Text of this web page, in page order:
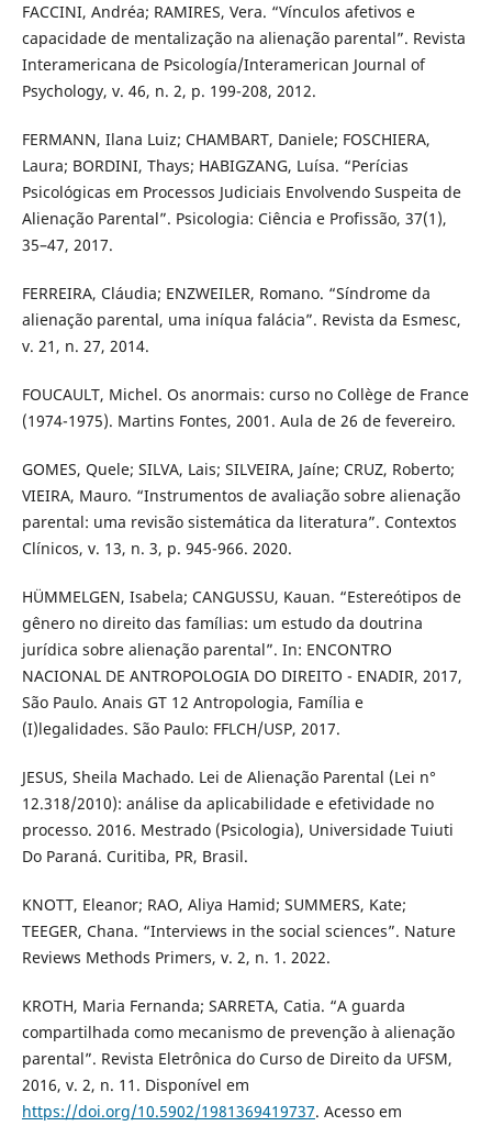
FACCINI, Andréa; RAMIRES, Vera. “Vínculos afetivos e
capacidade de mentalização na alienação parental”. Revista
Interamericana de Psicología/Interamerican Journal of
Psychology, v. 46, n. 2, p. 199-208, 2012.
FERMANN, Ilana Luiz; CHAMBART, Daniele; FOSCHIERA,
Laura; BORDINI, Thays; HABIGZANG, Luísa. “Perícias
Psicológicas em Processos Judiciais Envolvendo Suspeita de
Alienação Parental”. Psicologia: Ciência e Profissão, 37(1),
35–47, 2017.
FERREIRA, Cláudia; ENZWEILER, Romano. “Síndrome da
alienação parental, uma iníqua falácia”. Revista da Esmesc,
v. 21, n. 27, 2014.
FOUCAULT, Michel. Os anormais: curso no Collège de France
(1974-1975). Martins Fontes, 2001. Aula de 26 de fevereiro.
GOMES, Quele; SILVA, Lais; SILVEIRA, Jaíne; CRUZ, Roberto;
VIEIRA, Mauro. “Instrumentos de avaliação sobre alienação
parental: uma revisão sistemática da literatura”. Contextos
Clínicos, v. 13, n. 3, p. 945-966. 2020.
HÜMMELGEN, Isabela; CANGUSSU, Kauan. “Estereótipos de
gênero no direito das famílias: um estudo da doutrina
jurídica sobre alienação parental”. In: ENCONTRO
NACIONAL DE ANTROPOLOGIA DO DIREITO - ENADIR, 2017,
São Paulo. Anais GT 12 Antropologia, Família e
(I)legalidades. São Paulo: FFLCH/USP, 2017.
JESUS, Sheila Machado. Lei de Alienação Parental (Lei n°
12.318/2010): análise da aplicabilidade e efetividade no
processo. 2016. Mestrado (Psicologia), Universidade Tuiuti
Do Paraná. Curitiba, PR, Brasil.
KNOTT, Eleanor; RAO, Aliya Hamid; SUMMERS, Kate;
TEEGER, Chana. “Interviews in the social sciences”. Nature
Reviews Methods Primers, v. 2, n. 1. 2022.
KROTH, Maria Fernanda; SARRETA, Catia. “A guarda
compartilhada como mecanismo de prevenção à alienação
parental”. Revista Eletrônica do Curso de Direito da UFSM,
2016, v. 2, n. 11. Disponível em
https://doi.org/10.5902/1981369419737. Acesso em